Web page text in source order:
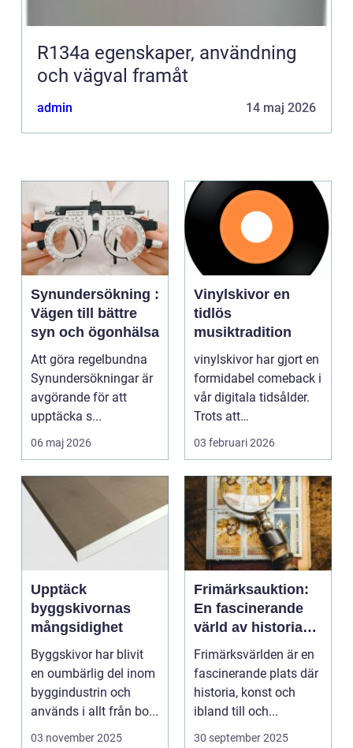
R134a egenskaper, användning
och vägval framåt
admin 14 maj 2026
Synundersökning :
Vägen till bättre
syn och ögonhälsa
Att göra regelbundna
Synundersökningar är
avgörande för att
upptäcka s...
06 maj 2026
Vinylskivor en
tidlös
musiktradition
vinylskivor har gjort en
formidabel comeback i
vår digitala tidsålder.
Trots att
musikstreaming är m...
03 februari 2026
Upptäck
byggskivornas
mångsidighet
Byggskivor har blivit
en oumbärlig del inom
byggindustrin och
används i allt från bo...
03 november 2025
Frimärksauktion:
En fascinerande
värld av historia
och samlande
Frimärksvärlden är en
fascinerande plats där
historia, konst och
ibland till och...
30 september 2025